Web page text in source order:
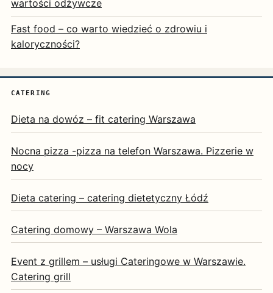
wartości odżywcze
Fast food – co warto wiedzieć o zdrowiu i
kaloryczności?
CATERING
Dieta na dowóz – fit catering Warszawa
Nocna pizza -pizza na telefon Warszawa. Pizzerie w
nocy
Dieta catering – catering dietetyczny Łódź
Catering domowy – Warszawa Wola
Event z grillem – usługi Cateringowe w Warszawie.
Catering grill